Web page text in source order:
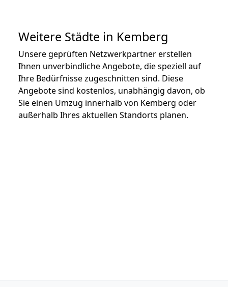
Weitere Städte in Kemberg
Unsere geprüften Netzwerkpartner erstellen
Ihnen unverbindliche Angebote, die speziell auf
Ihre Bedürfnisse zugeschnitten sind. Diese
Angebote sind kostenlos, unabhängig davon, ob
Sie einen Umzug innerhalb von Kemberg oder
außerhalb Ihres aktuellen Standorts planen.